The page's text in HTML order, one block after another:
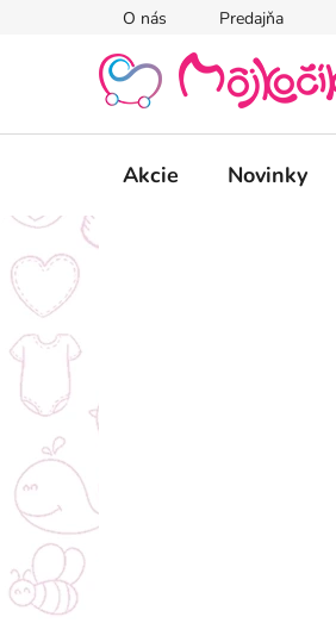
O nás Predajňa
Akcie Novinky